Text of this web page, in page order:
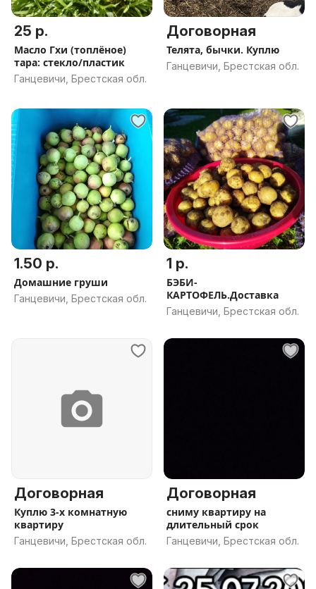
25 р.
Масло Гхи (топлёное)
тара: стекло/пластик
Ганцевичи, Брестская обл.
Договорная
Телята, бычки. Куплю
Ганцевичи, Брестская обл.
1.50 р.
Домашние груши
Ганцевичи, Брестская обл.
1 р.
БЭБИ-
КАРТОФЕЛЬ.Доставка
Ганцевичи, Брестская обл.
Договорная
Куплю 3-х комнатную
квартиру
Ганцевичи, Брестская обл.
Договорная
сниму квартиру на
длительный срок
Ганцевичи, Брестская обл.